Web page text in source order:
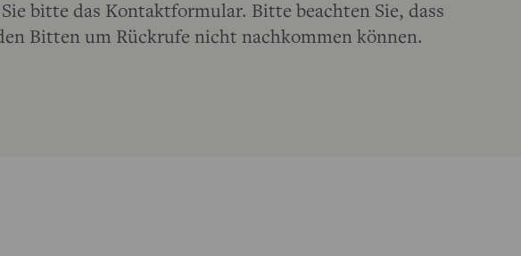
bitte das Kontaktformular. Bitte beachten Sie, dass
Bitten um Rückrufe nicht nachkommen können.